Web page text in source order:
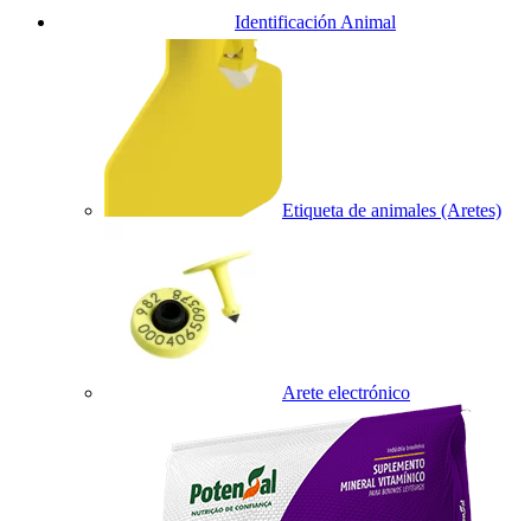
Identificación Animal
Etiqueta de animales (Aretes)
Arete electrónico